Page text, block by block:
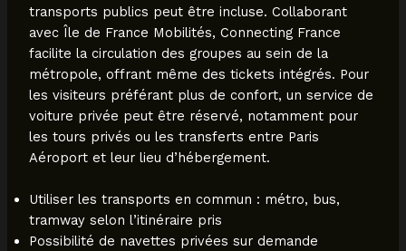
transports publics peut être incluse. Collaborant
avec Île de France Mobilités, Connecting France
facilite la circulation des groupes au sein de la
métropole, offrant même des tickets intégrés. Pour
les visiteurs préférant plus de confort, un service de
voiture privée peut être réservé, notamment pour
les tours privés ou les transferts entre Paris
Aéroport et leur lieu d’hébergement.
Utiliser les transports en commun : métro, bus,
tramway selon l’itinéraire pris
Possibilité de navettes privées sur demande